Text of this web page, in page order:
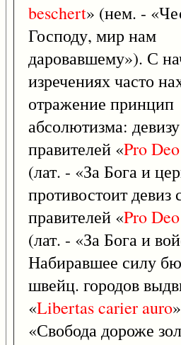
beschert» (нем. -
Господу, мир нам
даровавшему»). С
изречениях часто
отражение принцип
абсолютизма:
правителей «ProDeo
(лат. - «За Бога и
противостоит девиз
правителей «ProDeo
(лат. - «За Бога и
Набиравшее силу
швейц. городов
«Libertascarier auro
«Свобода дороже